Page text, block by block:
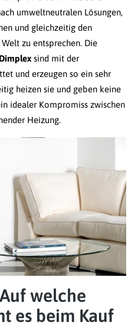
umweltneutralen Lösungen,
und gleichzeitig den
zu entsprechen. Die
sind mit der
und erzeugen so ein sehr
heizen sie und geben keine
idealer Kompromiss zwischen
Heizung.
welche
es beim Kauf